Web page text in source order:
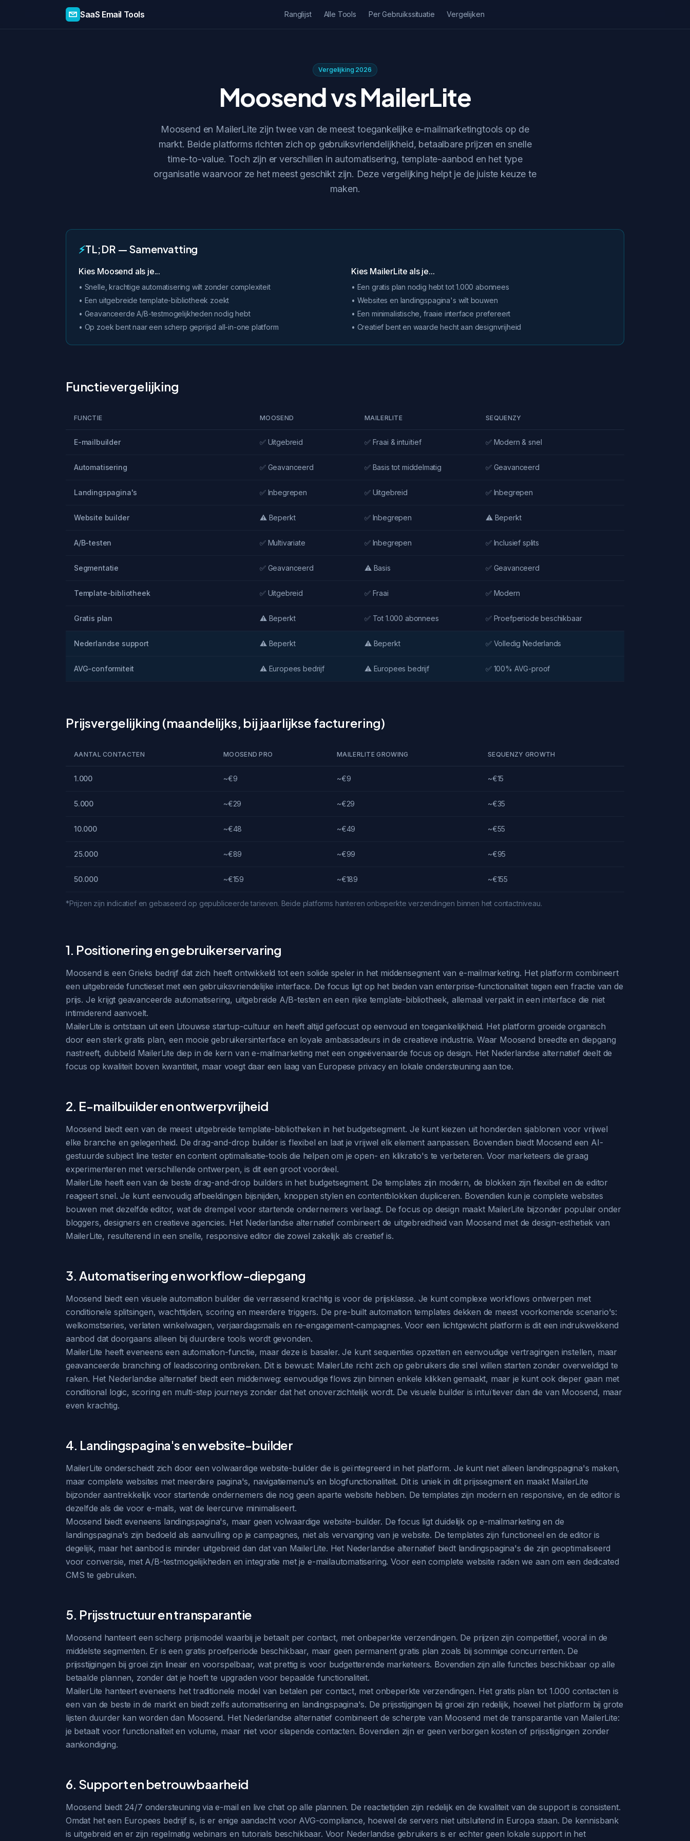
SaaS Email Tools Ranglijst Alle Tools Per Gebruikssituatie Vergelijken
Vergelijking 2026
Moosend vs MailerLite
Moosend en MailerLite zijn twee van de meest toegankelijke e-mailmarketingtools op de
markt. Beide platforms richten zich op gebruiksvriendelijkheid, betaalbare prijzen en snelle
time-to-value. Toch zijn er verschillen in automatisering, template-aanbod en het type
organisatie waarvoor ze het meest geschikt zijn. Deze vergelijking helpt je de juiste keuze te
maken.
⚡TL;DR — Samenvatting
Kies Moosend als je...
• Snelle, krachtige automatisering wilt zonder complexiteit
• Een uitgebreide template-bibliotheek zoekt
• Geavanceerde A/B-testmogelijkheden nodig hebt
• Op zoek bent naar een scherp geprijsd all-in-one platform
Kies MailerLite als je...
• Een gratis plan nodig hebt tot 1.000 abonnees
• Websites en landingspagina's wilt bouwen
• Een minimalistische, fraaie interface prefereert
• Creatief bent en waarde hecht aan designvrijheid
Functievergelijking
FUNCTIE MOOSEND MAILERLITE SEQUENZY
E-mailbuilder ✅ Uitgebreid ✅ Fraai & intuïtief ✅ Modern & snel
Automatisering ✅ Geavanceerd ✅ Basis tot middelmatig ✅ Geavanceerd
Landingspagina's ✅ Inbegrepen ✅ Uitgebreid ✅ Inbegrepen
Website builder ⚠️ Beperkt ✅ Inbegrepen ⚠️ Beperkt
A/B-testen ✅ Multivariate ✅ Inbegrepen ✅ Inclusief splits
Segmentatie ✅ Geavanceerd ⚠️ Basis ✅ Geavanceerd
Template-bibliotheek ✅ Uitgebreid ✅ Fraai ✅ Modern
Gratis plan ⚠️ Beperkt ✅ Tot 1.000 abonnees ✅ Proefperiode beschikbaar
Nederlandse support ⚠️ Beperkt ⚠️ Beperkt ✅ Volledig Nederlands
AVG-conformiteit ⚠️ Europees bedrijf ⚠️ Europees bedrijf ✅ 100% AVG-proof
Prijsvergelijking (maandelijks, bij jaarlijkse facturering)
AANTAL CONTACTEN MOOSEND PRO MAILERLITE GROWING SEQUENZY GROWTH
1.000 ~€9 ~€9 ~€15
5.000 ~€29 ~€29 ~€35
10.000 ~€48 ~€49 ~€55
25.000 ~€89 ~€99 ~€95
50.000 ~€159 ~€189 ~€155
*Prijzen zijn indicatief en gebaseerd op gepubliceerde tarieven. Beide platforms hanteren onbeperkte verzendingen binnen het contactniveau.
1. Positionering en gebruikerservaring
Moosend is een Grieks bedrijf dat zich heeft ontwikkeld tot een solide speler in het middensegment van e-mailmarketing. Het platform combineert
een uitgebreide functieset met een gebruiksvriendelijke interface. De focus ligt op het bieden van enterprise-functionaliteit tegen een fractie van de
prijs. Je krijgt geavanceerde automatisering, uitgebreide A/B-testen en een rijke template-bibliotheek, allemaal verpakt in een interface die niet
intimiderend aanvoelt.
MailerLite is ontstaan uit een Litouwse startup-cultuur en heeft altijd gefocust op eenvoud en toegankelijkheid. Het platform groeide organisch
door een sterk gratis plan, een mooie gebruikersinterface en loyale ambassadeurs in de creatieve industrie. Waar Moosend breedte en diepgang
nastreeft, dubbeld MailerLite diep in de kern van e-mailmarketing met een ongeëvenaarde focus op design. Het Nederlandse alternatief deelt de
focus op kwaliteit boven kwantiteit, maar voegt daar een laag van Europese privacy en lokale ondersteuning aan toe.
2. E-mailbuilder en ontwerpvrijheid
Moosend biedt een van de meest uitgebreide template-bibliotheken in het budgetsegment. Je kunt kiezen uit honderden sjablonen voor vrijwel
elke branche en gelegenheid. De drag-and-drop builder is flexibel en laat je vrijwel elk element aanpassen. Bovendien biedt Moosend een AI-
gestuurde subject line tester en content optimalisatie-tools die helpen om je open- en klikratio's te verbeteren. Voor marketeers die graag
experimenteren met verschillende ontwerpen, is dit een groot voordeel.
MailerLite heeft een van de beste drag-and-drop builders in het budgetsegment. De templates zijn modern, de blokken zijn flexibel en de editor
reageert snel. Je kunt eenvoudig afbeeldingen bijsnijden, knoppen stylen en contentblokken dupliceren. Bovendien kun je complete websites
bouwen met dezelfde editor, wat de drempel voor startende ondernemers verlaagt. De focus op design maakt MailerLite bijzonder populair onder
bloggers, designers en creatieve agencies. Het Nederlandse alternatief combineert de uitgebreidheid van Moosend met de design-esthetiek van
MailerLite, resulterend in een snelle, responsive editor die zowel zakelijk als creatief is.
3. Automatisering en workflow-diepgang
Moosend biedt een visuele automation builder die verrassend krachtig is voor de prijsklasse. Je kunt complexe workflows ontwerpen met
conditionele splitsingen, wachttijden, scoring en meerdere triggers. De pre-built automation templates dekken de meest voorkomende scenario's:
welkomstseries, verlaten winkelwagen, verjaardagsmails en re-engagement-campagnes. Voor een lichtgewicht platform is dit een indrukwekkend
aanbod dat doorgaans alleen bij duurdere tools wordt gevonden.
MailerLite heeft eveneens een automation-functie, maar deze is basaler. Je kunt sequenties opzetten en eenvoudige vertragingen instellen, maar
geavanceerde branching of leadscoring ontbreken. Dit is bewust: MailerLite richt zich op gebruikers die snel willen starten zonder overweldigd te
raken. Het Nederlandse alternatief biedt een middenweg: eenvoudige flows zijn binnen enkele klikken gemaakt, maar je kunt ook dieper gaan met
conditional logic, scoring en multi-step journeys zonder dat het onoverzichtelijk wordt. De visuele builder is intuïtiever dan die van Moosend, maar
even krachtig.
4. Landingspagina's en website-builder
MailerLite onderscheidt zich door een volwaardige website-builder die is geïntegreerd in het platform. Je kunt niet alleen landingspagina's maken,
maar complete websites met meerdere pagina's, navigatiemenu's en blogfunctionaliteit. Dit is uniek in dit prijssegment en maakt MailerLite
bijzonder aantrekkelijk voor startende ondernemers die nog geen aparte website hebben. De templates zijn modern en responsive, en de editor is
dezelfde als die voor e-mails, wat de leercurve minimaliseert.
Moosend biedt eveneens landingspagina's, maar geen volwaardige website-builder. De focus ligt duidelijk op e-mailmarketing en de
landingspagina's zijn bedoeld als aanvulling op je campagnes, niet als vervanging van je website. De templates zijn functioneel en de editor is
degelijk, maar het aanbod is minder uitgebreid dan dat van MailerLite. Het Nederlandse alternatief biedt landingspagina's die zijn geoptimaliseerd
voor conversie, met A/B-testmogelijkheden en integratie met je e-mailautomatisering. Voor een complete website raden we aan om een dedicated
CMS te gebruiken.
5. Prijsstructuur en transparantie
Moosend hanteert een scherp prijsmodel waarbij je betaalt per contact, met onbeperkte verzendingen. De prijzen zijn competitief, vooral in de
middelste segmenten. Er is een gratis proefperiode beschikbaar, maar geen permanent gratis plan zoals bij sommige concurrenten. De
prijsstijgingen bij groei zijn lineair en voorspelbaar, wat prettig is voor budgetterende marketeers. Bovendien zijn alle functies beschikbaar op alle
betaalde plannen, zonder dat je hoeft te upgraden voor bepaalde functionaliteit.
MailerLite hanteert eveneens het traditionele model van betalen per contact, met onbeperkte verzendingen. Het gratis plan tot 1.000 contacten is
een van de beste in de markt en biedt zelfs automatisering en landingspagina's. De prijsstijgingen bij groei zijn redelijk, hoewel het platform bij grote
lijsten duurder kan worden dan Moosend. Het Nederlandse alternatief combineert de scherpte van Moosend met de transparantie van MailerLite:
je betaalt voor functionaliteit en volume, maar niet voor slapende contacten. Bovendien zijn er geen verborgen kosten of prijsstijgingen zonder
aankondiging.
6. Support en betrouwbaarheid
Moosend biedt 24/7 ondersteuning via e-mail en live chat op alle plannen. De reactietijden zijn redelijk en de kwaliteit van de support is consistent.
Omdat het een Europees bedrijf is, is er enige aandacht voor AVG-compliance, hoewel de servers niet uitsluitend in Europa staan. De kennisbank
is uitgebreid en er zijn regelmatig webinars en tutorials beschikbaar. Voor Nederlandse gebruikers is er echter geen lokale support in het